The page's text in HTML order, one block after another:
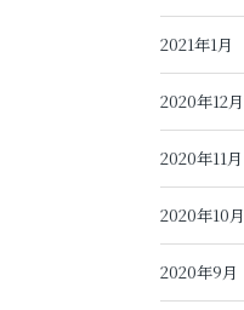
2021年1月
2020年12月
2020年11月
2020年10月
2020年9月